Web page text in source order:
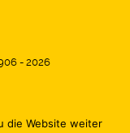
- 2026
Kontakt
die Website weiter